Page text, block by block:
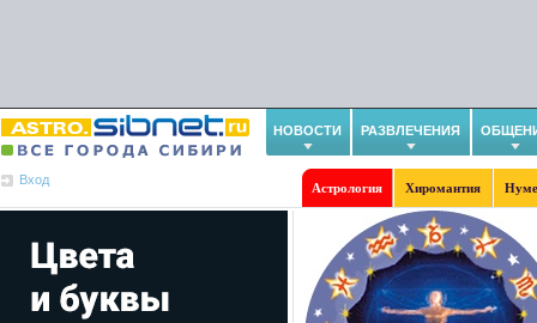
НОВОСТИ РАЗВЛЕЧЕНИЯ
Вход
Астрология Хиромантия